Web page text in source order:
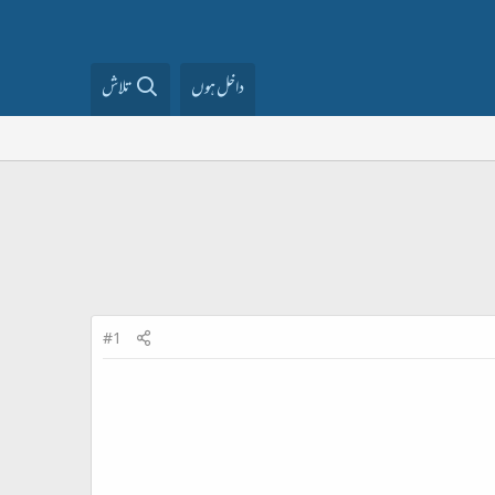
داخل ہوں تلاش
#1